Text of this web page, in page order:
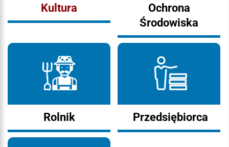
Kultura
Ochrona
Środowiska
Rolnik Przedsiębiorca